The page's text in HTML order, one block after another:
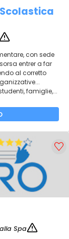
con sede
entrer a far
al corretto
famiglie,...
Spa